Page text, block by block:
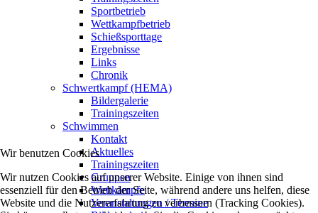
Sportbetrieb
Wettkampfbetrieb
Schießsporttage
Ergebnisse
Links
Chronik
Schwertkampf (HEMA)
Bildergalerie
Trainingszeiten
Schwimmen
Kontakt
Aktuelles
Trainingszeiten
Gruppen
Wettkämpfe
Veranstaltungen / Termine
Wir benutzen Cookies
Wir nutzen Cookies auf unserer Website. Einige von ihnen sind
essenziell für den Betrieb der Seite, während andere uns helfen, diese
Website und die Nutzererfahrung zu verbessern (Tracking Cookies).